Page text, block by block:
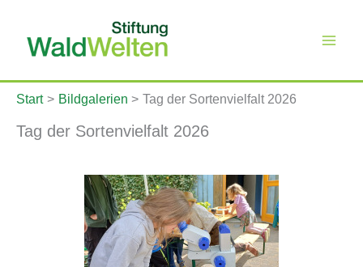
springen
Start Bildgalerien Tag der Sortenvielfalt 2026
Tag der Sortenvielfalt 2026